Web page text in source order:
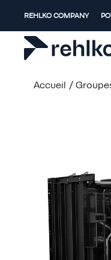
REHLKO COMPANY
Accueil /